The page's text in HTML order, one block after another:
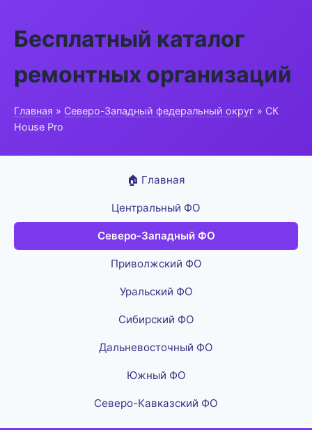
Бесплатный каталог
ремонтных организаций
Главная » Северо-Западный федеральный округ » СК
House Pro
🏠 Главная
Центральный ФО
Северо-Западный ФО
Приволжский ФО
Уральский ФО
Сибирский ФО
Дальневосточный ФО
Южный ФО
Северо-Кавказский ФО